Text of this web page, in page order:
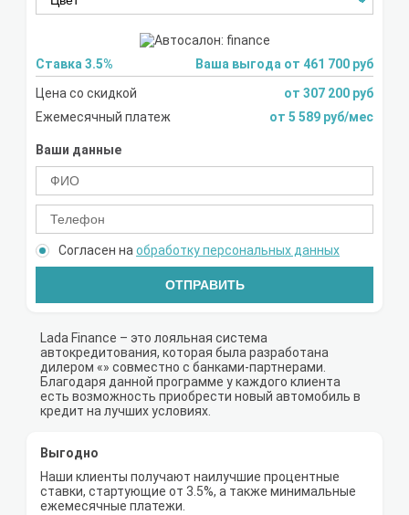
Ставка 3.5%
Ваша выгода от 461 700 руб
Цена со скидкой
от 307 200 руб
Ежемесячный платеж
от 5 589 руб/мес
Ваши данные
Согласен наобработку персональных данных
ОТПРАВИТЬ
Lada Finance – это лояльная система
автокредитования, которая была разработана
дилером «» совместно с банками-партнерами.
Благодаря данной программе у каждого клиента
есть возможность приобрести новый автомобиль в
кредит на лучших условиях.
Выгодно
Наши клиенты получают наилучшие процентные
ставки, стартующие от 3.5%, а также минимальные
ежемесячные платежи.